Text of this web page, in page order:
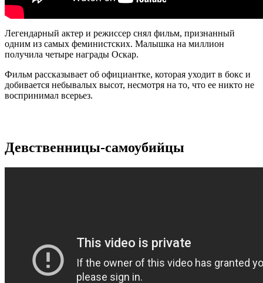
Легендарный актер и режиссер снял фильм, признанный
одним из самых феминистских. Малышка на миллион
получила четыре награды Оскар.
Фильм рассказывает об официантке, которая уходит в бокс и
добивается небывалых высот, несмотря на то, что ее никто не
воспринимал всерьез.
Девственницы-самоубийцы